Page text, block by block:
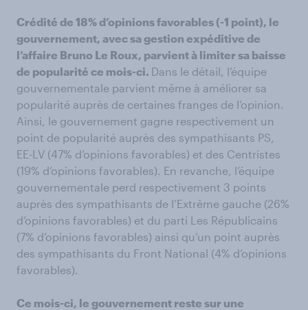
Crédité de 18% d’opinions favorables (-1 point), le
gouvernement, avec sa gestion expéditive de
l’affaire Bruno Le Roux, parvient à limiter sa baisse
de popularité ce mois-ci. Dans le détail, l’équipe
gouvernementale parvient même à améliorer sa
popularité auprès de certaines franges de l’opinion.
Ainsi, le gouvernement gagne respectivement un
point de popularité auprès des sympathisants PS,
EE-LV (47% d’opinions favorables) et des Centristes
(19% d’opinions favorables). En revanche, l’équipe
gouvernementale perd respectivement 3 points
auprès des sympathisants de l’Extrême gauche (26%
d’opinions favorables) et du parti Les Républicains
(7% d’opinions favorables) ainsi qu’un point auprès
des sympathisants du Front National (4% d’opinions
favorables).
Ce mois-ci, le gouvernement reste sur une